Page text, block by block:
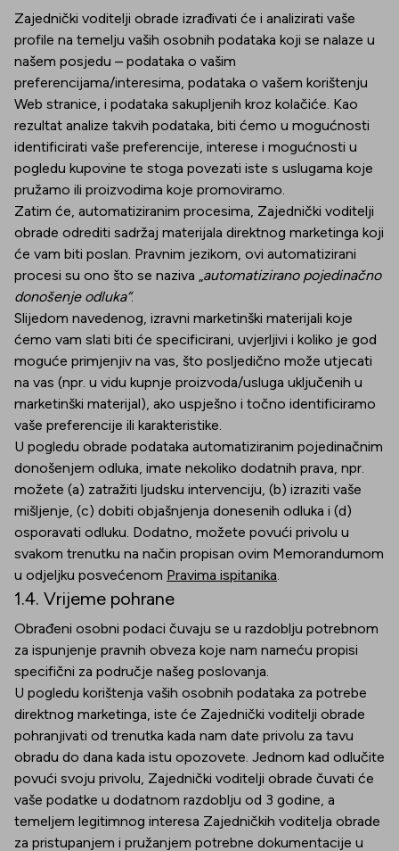
Zajednički voditelji obrade izrađivati će i analizirati vaše
profile na temelju vaših osobnih podataka koji se nalaze u
našem posjedu – podataka o vašim
preferencijama/interesima, podataka o vašem korištenju
Web stranice, i podataka sakupljenih kroz kolačiće. Kao
rezultat analize takvih podataka, biti ćemo u mogućnosti
identificirati vaše preferencije, interese i mogućnosti u
pogledu kupovine te stoga povezati iste s uslugama koje
pružamo ili proizvodima koje promoviramo.
Zatim će, automatiziranim procesima, Zajednički voditelji
obrade odrediti sadržaj materijala direktnog marketinga koji
će vam biti poslan. Pravnim jezikom, ovi automatizirani
procesi su ono što se naziva „automatizirano pojedinačno
donošenje odluka“.
Slijedom navedenog, izravni marketinški materijali koje
ćemo vam slati biti će specificirani, uvjerljivi i koliko je god
moguće primjenjiv na vas, što posljedično može utjecati
na vas (npr. u vidu kupnje proizvoda/usluga uključenih u
marketinški materijal), ako uspješno i točno identificiramo
vaše preferencije ili karakteristike.
U pogledu obrade podataka automatiziranim pojedinačnim
donošenjem odluka, imate nekoliko dodatnih prava, npr.
možete (a) zatražiti ljudsku intervenciju, (b) izraziti vaše
mišljenje, (c) dobiti objašnjenja donesenih odluka i (d)
osporavati odluku. Dodatno, možete povući privolu u
svakom trenutku na način propisan ovim Memorandumom
u odjeljku posvećenom Pravima ispitanika.
1.4. Vrijeme pohrane
Obrađeni osobni podaci čuvaju se u razdoblju potrebnom
za ispunjenje pravnih obveza koje nam nameću propisi
specifični za područje našeg poslovanja.
U pogledu korištenja vaših osobnih podataka za potrebe
direktnog marketinga, iste će Zajednički voditelji obrade
pohranjivati od trenutka kada nam date privolu za tavu
obradu do dana kada istu opozovete. Jednom kad odlučite
povući svoju privolu, Zajednički voditelji obrade čuvati će
vaše podatke u dodatnom razdoblju od 3 godine, a
temeljem legitimnog interesa Zajedničkih voditelja obrade
za pristupanjem i pružanjem potrebne dokumentacije u